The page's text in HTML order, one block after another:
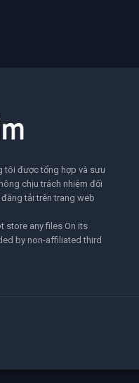
tôi được tổng hợp và sưu
chịu trách nhiệm đối
tải trên trang web
store any files On its
by non-affiliated third